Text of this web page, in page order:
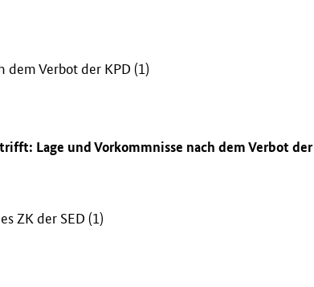
dem Verbot der KPD (1)
Lage und Vorkommnisse nach dem Verbot der
ZK der SED (1)